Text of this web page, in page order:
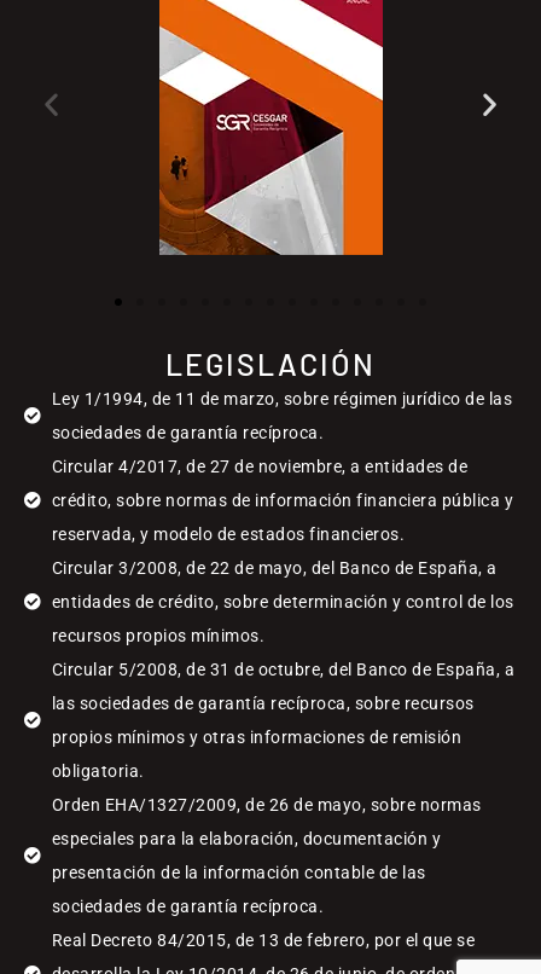
LEGISLACIÓN
Ley 1/1994, de 11 de marzo, sobre régimen jurídico de las
sociedades de garantía recíproca.
Circular 4/2017, de 27 de noviembre, a entidades de
crédito, sobre normas de información financiera pública y
reservada, y modelo de estados financieros.
Circular 3/2008, de 22 de mayo, del Banco de España, a
entidades de crédito, sobre determinación y control de los
recursos propios mínimos.
Circular 5/2008, de 31 de octubre, del Banco de España, a
las sociedades de garantía recíproca, sobre recursos
propios mínimos y otras informaciones de remisión
obligatoria.
Orden EHA/1327/2009, de 26 de mayo, sobre normas
especiales para la elaboración, documentación y
presentación de la información contable de las
sociedades de garantía recíproca.
Real Decreto 84/2015, de 13 de febrero, por el que se